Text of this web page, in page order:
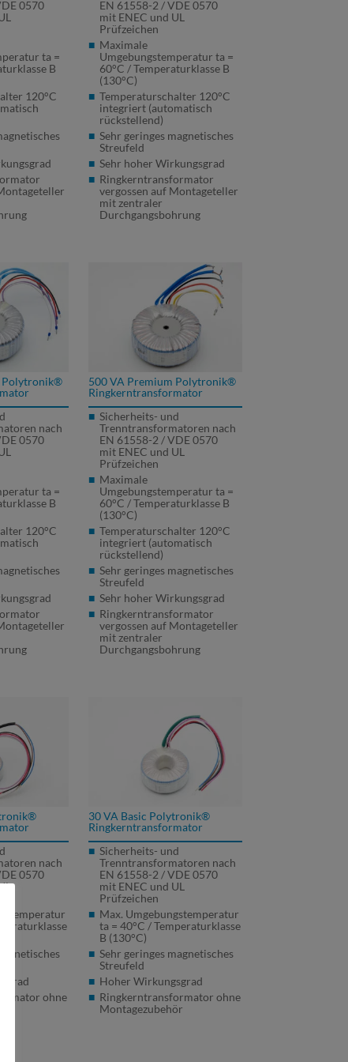
0570
ta =
B
120°C
EN 61558-2 /VDE0570
mit ENEC und UL
Prüfzeichen
Maximale
Umgebungstemperatur ta =
60°C / Temperaturklasse B
(130°C)
Temperaturschalter 120°C
integriert (automatisch
rückstellend)
Sehr geringes magnetisches
Streufeld
Sehr hoher Wirkungsgrad
Ringkerntransformator
vergossen auf Montageteller
mit zentraler
Durchgangsbohrung
Polytronik®
nach
0570
ta =
B
120°C
500 VA Premium Polytronik®
Ringkerntransformator
Sicherheits- und
Trenntransformatoren nach
EN 61558-2 /VDE0570
mit ENEC und UL
Prüfzeichen
Maximale
Umgebungstemperatur ta =
60°C / Temperaturklasse B
(130°C)
Temperaturschalter 120°C
integriert (automatisch
rückstellend)
Sehr geringes magnetisches
Streufeld
Sehr hoher Wirkungsgrad
Ringkerntransformator
vergossen auf Montageteller
mit zentraler
Durchgangsbohrung
nach
0570
ohne
30 VA Basic Polytronik®
Ringkerntransformator
Sicherheits- und
Trenntransformatoren nach
EN 61558-2 /VDE0570
mit ENEC und UL
Prüfzeichen
Max. Umgebungstemperatur
ta = 40°C / Temperaturklasse
B (130°C)
Sehr geringes magnetisches
Streufeld
Hoher Wirkungsgrad
Ringkerntransformator ohne
Montagezubehör